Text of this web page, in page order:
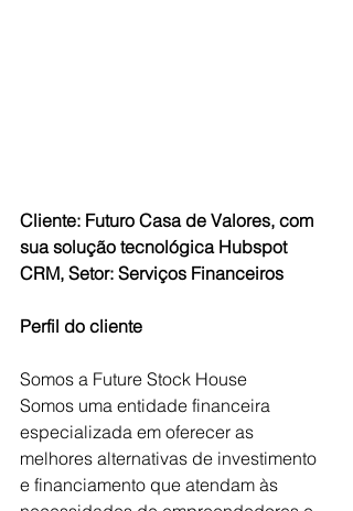
Cliente: Futuro Casa de Valores, com
sua solução tecnológica Hubspot
CRM, Setor: Serviços Financeiros
Perfil do cliente
Somos a Future Stock House
Somos uma entidade financeira
especializada em oferecer as
melhores alternativas de investimento
e financiamento que atendam às